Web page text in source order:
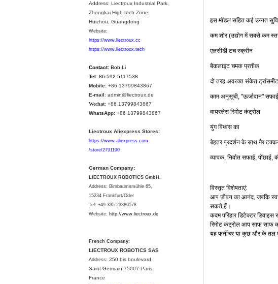
Address: Liectroux Industrial Park,
Zhongkai High-tech Zone,
Huizhou, Guangdong
Website:
https://www.liectroux.cc
https://www.liectroux.tech
Contact:Bob Li
Tel:86-592-5117538
Mobile:+86 13799843867
E-mail: admin@liectroux.de
Wechat: +86 13799843867
WhatsApp:+86 13799843867
Liectroux Aliexpress Stores:
https://www.aliexpress.com
/store/2791190
German Company:
LIECTROUX ROBOTICS GmbH.
Address: Birnbaumsmühle 65,
15234 Frankfurt/Oder
Tel: +49 335 23386578
Website: http://www.liectroux.de
French Company:
LIECTROUX ROBOTICS SAS
Address: 250 bis boulevard
Saint-Germain,75007 Paris,
France
इस मॉडल सहित कई उन्नत
कम शोर(उद्योग में सबसे कम
एलसीडी टच स्क्रीन
बैकलाइट चमक प्रतीक
दो तरह अवरक्त संकेत
काम अनुसूची, "ऊर्जावान" सफाई
वायरलेस रिमोट कंट्रोल
युंग विध्वंस का
बेहतर प्रदर्शन के साथ गैर
व्यापक, निर्वात सफाई, पोंछाई,
विस्तृत विशेषताएं:
आप जीवन का आनंद, जबकि
सकते हैं।
कदम परिहार डिटेक्टर डिवाइस
रिमोट कंट्रोल आप साफ साफ
यह फर्नीचर या कुछ और के तल